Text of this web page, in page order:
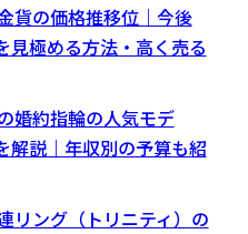
貨の価格推移位｜今後
見極める方法・高く売る
婚約指輪の人気モデ
解説｜年収別の予算も紹
リング（トリニティ）の